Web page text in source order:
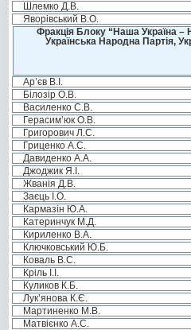
Шлемко Д.В.
Яворівський В.О.
Фракція Блоку “Наша Україна –
Українська Народна Партія,
Ар’єв В.І.
Білозір О.В.
Василенко С.В.
Герасим’юк О.В.
Григорович Л.С.
Гриценко А.С.
Давиденко А.А.
Джоджик Я.І.
Жванія Д.В.
Заєць І.О.
Кармазін Ю.А.
Катеринчук М.Д.
Кириленко В.А.
Ключковський Ю.Б.
Коваль В.С.
Кріль І.І.
Куликов К.Б.
Лук’янова К.Є.
Мартиненко М.В.
Матвієнко А.С.